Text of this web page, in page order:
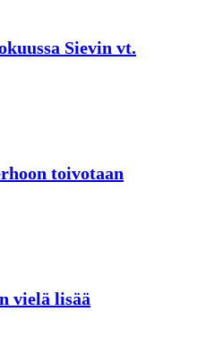
Sievin vt.
toivotaan
vielä lisää